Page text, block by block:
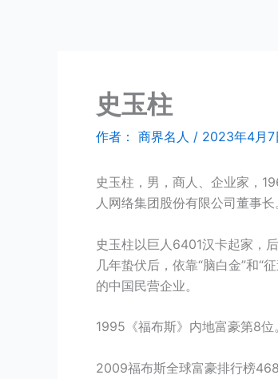
史玉柱
作者： 商界名人 / 2023年4月7
史玉柱，男，商人、企业家，
人网络集团股份有限公司董事长
史玉柱以巨人6401汉卡起家，
几年蛰伏后，依靠“脑白金”和“
的中国民营企业。
1995《福布斯》内地富豪第8位。
2009福布斯全球富豪排行榜468